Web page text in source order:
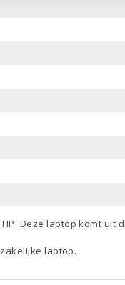
HP. Deze laptop komt uit
zakelijke laptop.